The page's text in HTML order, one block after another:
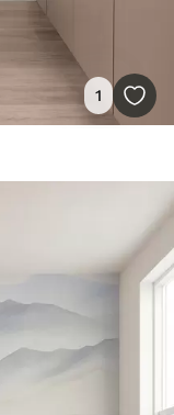
1